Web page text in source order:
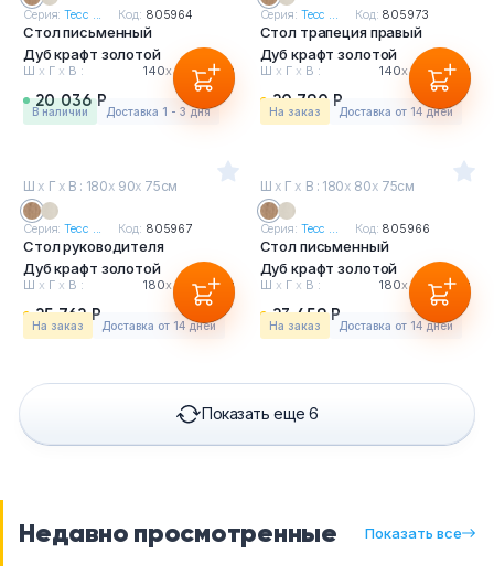
Серия:Тесс ... Код: 805964
Стол письменный
Дуб крафт золотой
Ш х Г х В : 140х80х75см
20 036 Р
в наличии Доставка 1 - 3 дня
Серия: Тесс ... Код: 805973
Стол трапеция правый
Дуб крафт золотой
Ш х Г х В : 140х80х75см
20 790 Р
На заказ Доставка от 14 дней
Ш х Г х В : 180х 90х 75см
Серия:Тесс ... Код: 805967
Стол руководителя
Дуб крафт золотой
Ш х Г х В : 180х90х75см
25 762 Р
На заказ Доставка от 14 дней
Ш х Г х В : 180х 80х 75см
Серия: Тесс ... Код: 805966
Стол письменный
Дуб крафт золотой
Ш х Г х В : 180х80х75см
23 459 Р
На заказ Доставка от 14 дней
Показать еще 6
Недавно просмотренные Показать все